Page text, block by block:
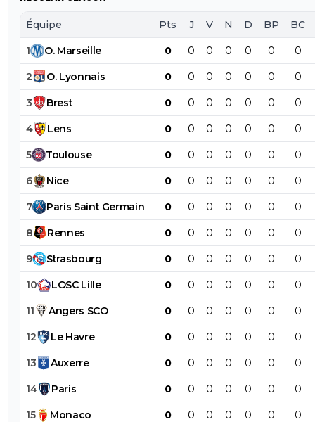
Équipe Pts J V N D BP BC
1 O. Marseille 0 0 0 0 0 0 0
2 O. Lyonnais 0 0 0 0 0 0 0
3 Brest 0 0 0 0 0 0 0
4 Lens 0 0 0 0 0 0 0
5 Toulouse 0 0 0 0 0 0 0
6 Nice 0 0 0 0 0 0 0
7 Paris Saint Germain 0 0 0 0 0 0 0
8 Rennes 0 0 0 0 0 0 0
9 Strasbourg 0 0 0 0 0 0 0
10 LOSC Lille 0 0 0 0 0 0 0
11 Angers SCO 0 0 0 0 0 0 0
12 Le Havre 0 0 0 0 0 0 0
13 Auxerre 0 0 0 0 0 0 0
14 Paris 0 0 0 0 0 0 0
15 Monaco 0 0 0 0 0 0 0